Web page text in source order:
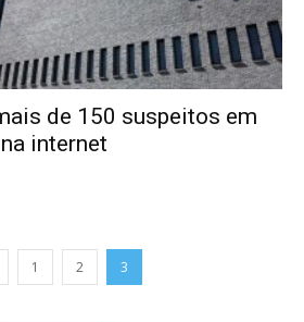
de 150 suspeitos em
internet
1 2 3